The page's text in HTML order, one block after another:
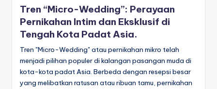
Tren “Micro-Wedding”: Perayaan
Pernikahan Intim dan Eksklusif di
Tengah Kota Padat Asia.
Tren "Micro-Wedding" atau pernikahan mikro telah
menjadi pilihan populer di kalangan pasangan muda di
kota-kota padat Asia. Berbeda dengan resepsi besar
yang melibatkan ratusan atau ribuan tamu, pernikahan